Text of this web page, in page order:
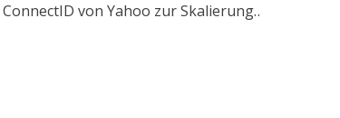
ConnectID von Yahoo zur Skalierung